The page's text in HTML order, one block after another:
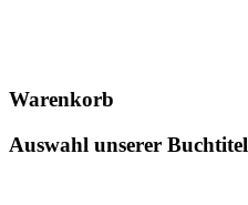
Warenkorb
Auswahl unserer Buchtitel